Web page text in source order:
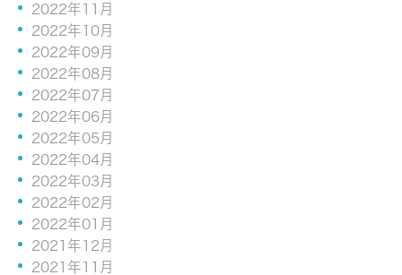
2022年11月
2022年10月
2022年09月
2022年08月
2022年07月
2022年06月
2022年05月
2022年04月
2022年03月
2022年02月
2022年01月
2021年12月
2021年11月